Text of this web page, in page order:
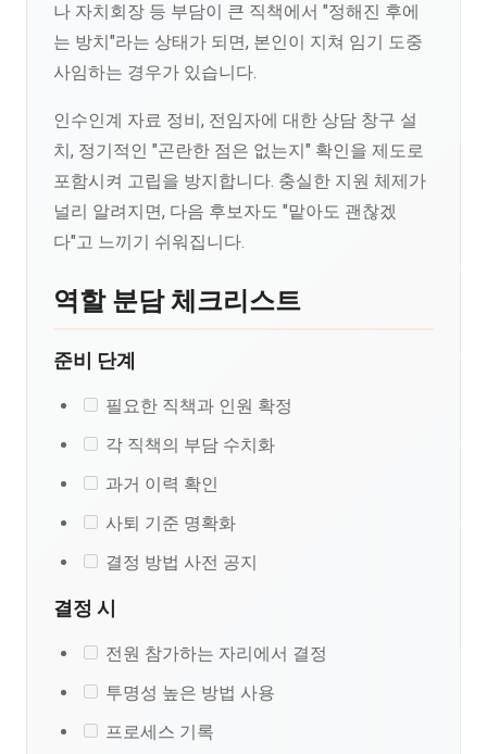
나 자치회장 등 부담이 큰 직책에서 "정해진 후에
는 방치"라는 상태가 되면, 본인이 지쳐 임기 도중
사임하는 경우가 있습니다.
인수인계 자료 정비, 전임자에 대한 상담 창구 설
치, 정기적인 "곤란한 점은 없는지" 확인을 제도로
포함시켜 고립을 방지합니다. 충실한 지원 체제가
널리 알려지면, 다음 후보자도 "맡아도 괜찮겠
다"고 느끼기 쉬워집니다.
역할 분담 체크리스트
준비 단계
필요한 직책과 인원 확정
각 직책의 부담 수치화
과거 이력 확인
사퇴 기준 명확화
결정 방법 사전 공지
결정 시
전원 참가하는 자리에서 결정
투명성 높은 방법 사용
프로세스 기록